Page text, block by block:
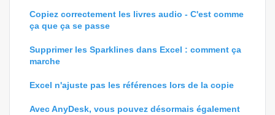
Copiez correctement les livres audio - C'est comme
ça que ça se passe
Supprimer les Sparklines dans Excel : comment ça
marche
Excel n'ajuste pas les références lors de la copie
Avec AnyDesk, vous pouvez désormais également